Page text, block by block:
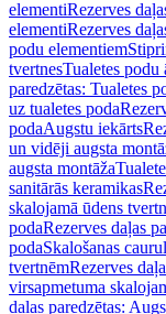
elementiRezerves
elementiRezerves
podu elementiem
tvertnesTualetes podu
paredzētas: Tualetes
uz tualetes poda
podaAugstu iekārts
un vidēji augsta
augsta montāža
sanitārās keramikas
skalojamā ūdens
podaRezerves daļas
podaSkalošanas
tvertnēmRezerves
virsapmetuma
daļas paredzētas: